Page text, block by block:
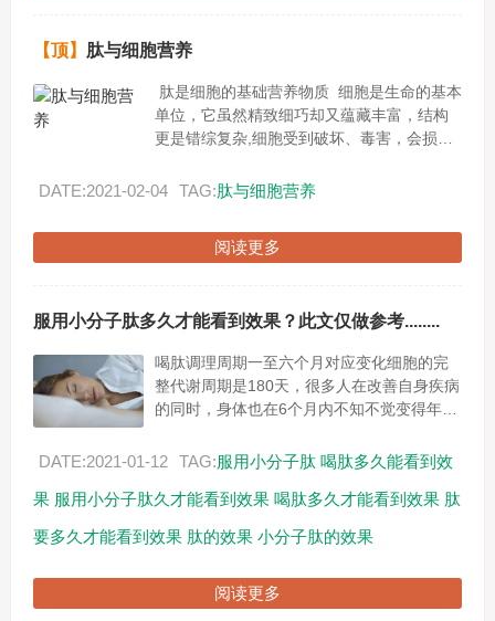
【顶】 肽与细胞营养
肽是细胞的基础营养物质 细胞是生命的基本
单位，它虽然精致细巧却又蕴藏丰富，结构
更是错综复杂,细胞受到破坏、毒害，会损害
就是--------...
DATE:2021-02-04 TAG:肽与细胞营养
阅读更多
服用小分子肽多久才能看到效果？此文仅做参考........
喝肽调理周期一至六个月对应变化细胞的完
整代谢周期是180天，很多人在改善自身疾病
的同时，身体也在6个月内不知不觉变得年轻
失，腰腿疼现象好转，爬楼梯腰腿不疼，精
DATE:2021-01-12 TAG:服用小分子肽 喝肽多久能看到效
果 服用小分子肽久才能看到效果 喝肽多久才能看到效果 肽
要多久才能看到效果 肽的效果 小分子肽的效果
阅读更多